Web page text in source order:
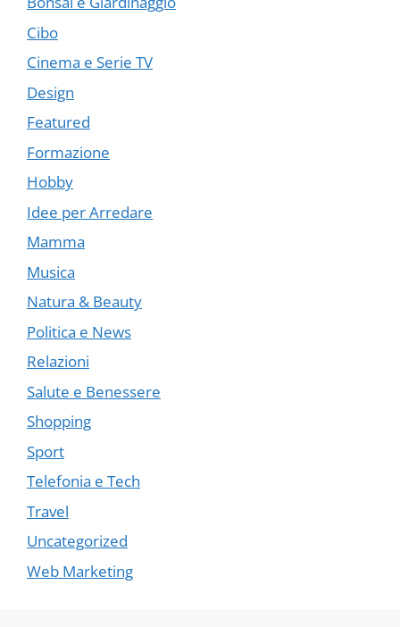
Cibo
Cinema e Serie TV
Design
Featured
Formazione
Hobby
Idee per Arredare
Mamma
Musica
Natura & Beauty
Politica e News
Relazioni
Salute e Benessere
Shopping
Sport
Telefonia e Tech
Travel
Uncategorized
Web Marketing